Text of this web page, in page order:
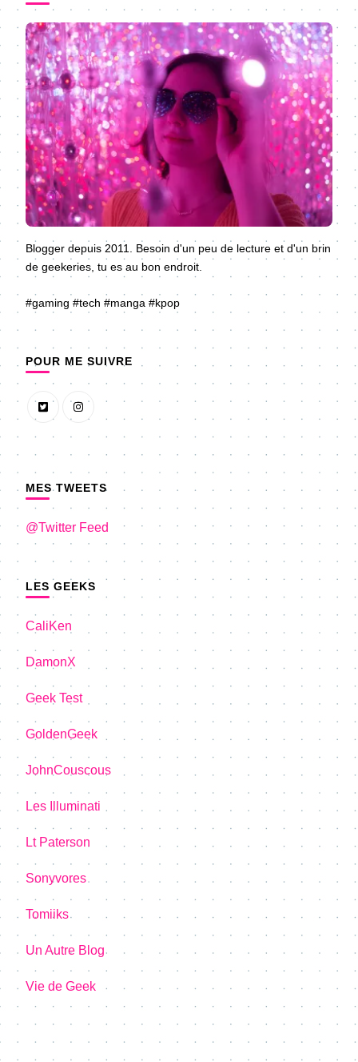
Blogger depuis 2011. Besoin d'un peu de lecture et d'un brin
de geekeries, tu es au bon endroit.
#gaming #tech #manga #kpop
POUR ME SUIVRE
MES TWEETS
@Twitter Feed
LES GEEKS
CaliKen
DamonX
Geek Test
GoldenGeek
JohnCouscous
Les Illuminati
Lt Paterson
Sonyvores
Tomiiks
Un Autre Blog
Vie de Geek